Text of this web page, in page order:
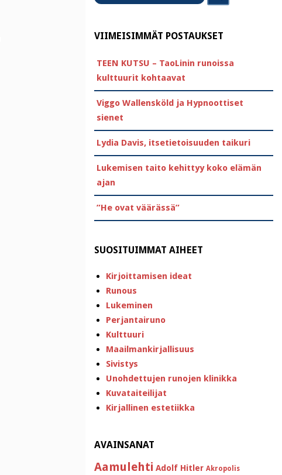
VIIMEISIMMÄT POSTAUKSET
TEEN KUTSU – TaoLinin runoissa
kulttuurit kohtaavat
Viggo Wallensköld ja Hypnoottiset
sienet
Lydia Davis, itsetietoisuuden taikuri
Lukemisen taito kehittyy koko elämän
ajan
”He ovat väärässä”
SUOSITUIMMAT AIHEET
Kirjoittamisen ideat
Runous
Lukeminen
Perjantairuno
Kulttuuri
Maailmankirjallisuus
Sivistys
Unohdettujen runojen klinikka
Kuvataiteilijat
Kirjallinen estetiikka
AVAINSANAT
Aamulehti Adolf Hitler Akropolis